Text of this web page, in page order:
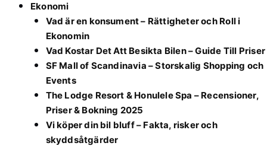
Ekonomi
Vad är en konsument – Rättigheter och Roll i
Ekonomin
Vad Kostar Det Att Besikta Bilen – Guide Till Priser
SF Mall of Scandinavia – Storskalig Shopping och
Events
The Lodge Resort & Honulele Spa – Recensioner,
Priser & Bokning 2025
Vi köper din bil bluff – Fakta, risker och
skyddsåtgärder